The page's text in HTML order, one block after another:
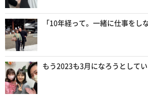
「10年経って。一緒に仕事をし
もう2023も3月になろうとしてい